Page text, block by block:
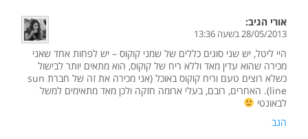
אורי הגיב:
28/05/2013 בשעה 13:36
היי ליטל, יש שני סוגים כללים של שמני קוקוס – יש לפחות אחד שאני
מכירה שהוא עדין מאד וללא ריח של קוקוס, הוא מתאים יותר לבישול
כשלא רוצים טעם וריח קוקוס באוכל (אני מכירה את זה של חברת sun
line). האחרים, רובם, בעלי ארומה חזקה ולכן מאד מתאימים למשל
לבאונטי
הגב